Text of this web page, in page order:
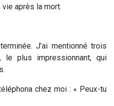
après la mort.
J’ai mentionné trois
plus impressionnant, qui
chez moi : « Peux-tu